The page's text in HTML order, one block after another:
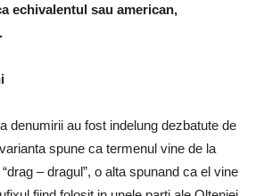
echivalentul sau american,
denumirii au fost indelung dezbatute de
spune ca termenul vine de la
– dragul”, o alta spunand ca el vine